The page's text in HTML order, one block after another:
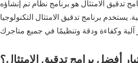
تدقيق الامتثال هو برنامج نظام تم إنشاؤه
يستخدم برنامج تدقيق الامتثال التكنولوجيا
أفضل برامج تدقيق الامتثال؟